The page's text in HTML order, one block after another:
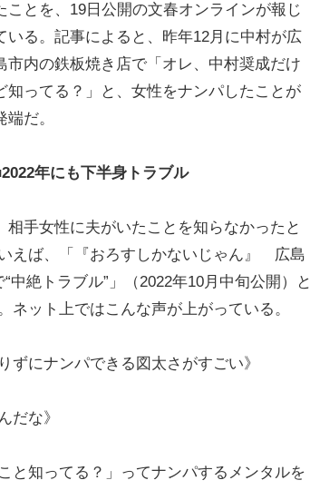
ことを、19日公開の文春オンラインが報じ
いる。記事によると、昨年12月に中村が広
市内の鉄板焼き店で「オレ、中村奨成だけ
知ってる？」と、女性をナンパしたことが
端だ。
年にも下半身トラブル
相手女性に夫がいたことを知らなかったと
えば、「『おろすしかないじゃん』 広島
中絶トラブル”」（2022年10月中旬公開）と
ット上ではこんな声が上がっている。
ずにナンパできる図太さがすごい》
だな》
と知ってる？」ってナンパするメンタルを